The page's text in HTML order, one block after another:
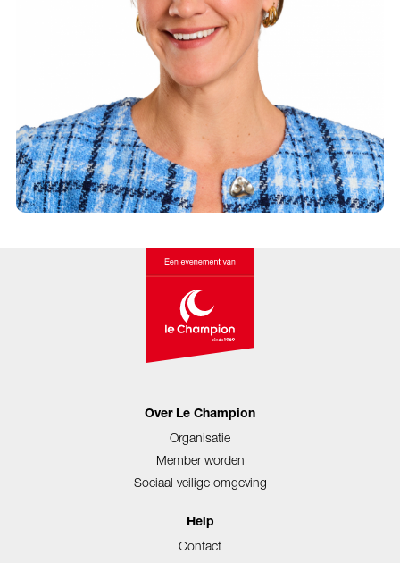
Over Le Champion
Organisatie
Member worden
Sociaal veilige omgeving
Help
Contact